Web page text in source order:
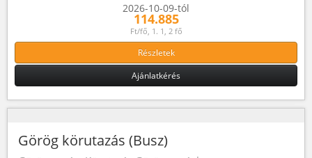
2026-10-09-tól
114.885
Ft/fő, 1. 1, 2 fő
Részletek
Ajánlatkérés
Görög körutazás (Busz)